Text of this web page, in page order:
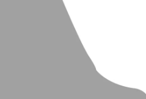
em couro de alta qualidade e com
proporcionando alta
resistência para caminhadas na neve.
Aumenta a impermeabilidade e
nas costuras do produto.
no zíper: Proporciona mais
área do zíper.